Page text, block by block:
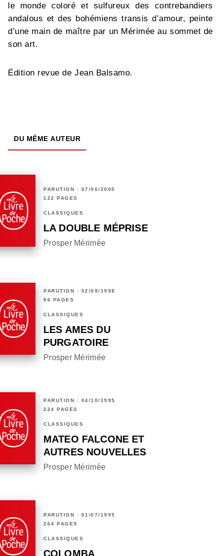
le monde coloré et sulfureux des contrebandiers
andalous et des bohémiens transis d’amour, peinte
d’une main de maître par un Mérimée au sommet de
son art.
Édition revue de Jean Balsamo.
DU MÊME AUTEUR
PARUTION : 07/06/2000
122 PAGES
CLASSIQUES
LA DOUBLE MÉPRISE
Prosper Mérimée
PARUTION : 02/09/1998
96 PAGES
CLASSIQUES
LES AMES DU
PURGATOIRE
Prosper Mérimée
PARUTION : 04/10/1995
224 PAGES
CLASSIQUES
MATEO FALCONE ET
AUTRES NOUVELLES
Prosper Mérimée
PARUTION : 01/07/1995
264 PAGES
CLASSIQUES
COLOMBA